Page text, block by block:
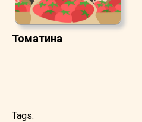
Томатина
Tags: